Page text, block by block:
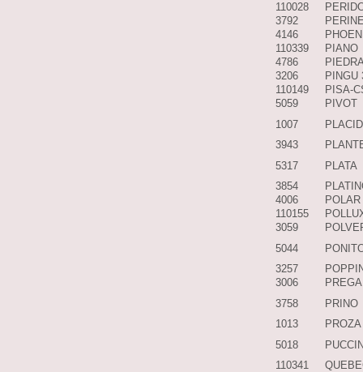
110028
3792
4146
110339
PIANO
4786
3206
PINGU
110149
PISA-
5059
PIVOT
1007
3943
5317
PLATA
3854
4006
110155
3059
5044
3257
3006
PREGA
3758
PRINO
1013
PROZA
5018
110341